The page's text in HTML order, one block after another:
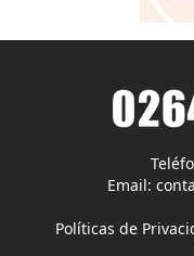
Email:
Políticas de